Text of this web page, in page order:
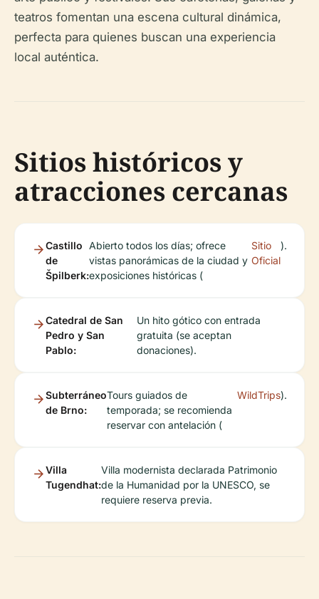
teatros fomentan una escena cultural dinámica,
perfecta para quienes buscan una experiencia
local auténtica.
Sitios históricos y
atracciones cercanas
Castillo
de
Špilberk:
Abierto todos los días; ofrece
vistas panorámicas de la ciudad y
exposiciones históricas (
Sitio
Oficial
).
Catedral de San
Pedro y San
Pablo:
Un hito gótico con entrada
gratuita (se aceptan
donaciones).
Subterráneo
de Brno:
Tours guiados de
temporada; se recomienda
reservar con antelación (
WildTrips).
Villa
Tugendhat:
Villa modernista declarada Patrimonio
de la Humanidad por la UNESCO, se
requiere reserva previa.